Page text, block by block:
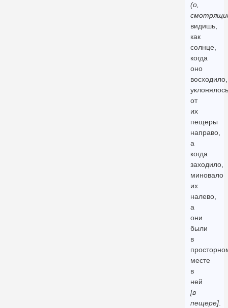
(о,
видишь,
как
солнце,
когда
оно
восходило,
уклонялось
от
их
пещеры
направо,
а
когда
заходило,
миновало
их
налево,
а
они
были
в
месте
в
ней
[в
пещере].